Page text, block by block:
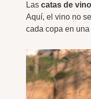
Las catas de
Aquí, el vino no
cada copa en